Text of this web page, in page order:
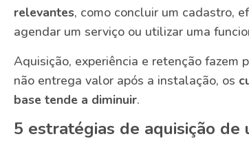
relevantes, como concluir um cadastro,
agendar um serviço ou utilizar uma
Aquisição, experiência e retenção fazem
não entrega valor após a instalação, os
base tende a diminuir.
5 estratégias de aquisição de